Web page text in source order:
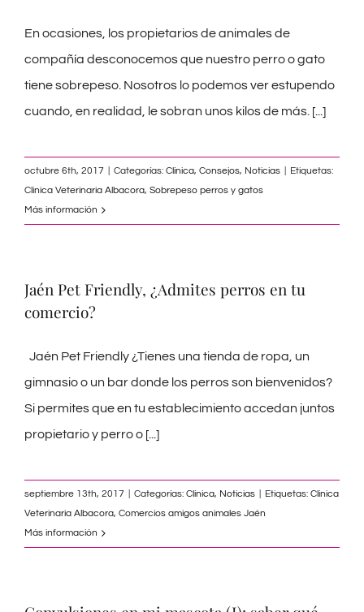
En ocasiones, los propietarios de animales de
compañía desconocemos que nuestro perro o gato
tiene sobrepeso. Nosotros lo podemos ver estupendo
cuando, en realidad, le sobran unos kilos de más. [...]
octubre 6th, 2017 Categorías: Clínica, Consejos, Noticias
Etiquetas:
Clinica Veterinaria Albacora, Sobrepeso perros y gatos
Más información
Jaén Pet Friendly, ¿Admites perros en tu
comercio?
Jaén Pet Friendly ¿Tienes una tienda de ropa, un
gimnasio o un bar donde los perros son bienvenidos?
Si permites que en tu establecimiento accedan juntos
propietario y perro o [...]
septiembre 13th, 2017 Categorías: Clínica, Noticias Etiquetas: Clinica
Veterinaria Albacora, Comercios amigos animales Jaén
Más información